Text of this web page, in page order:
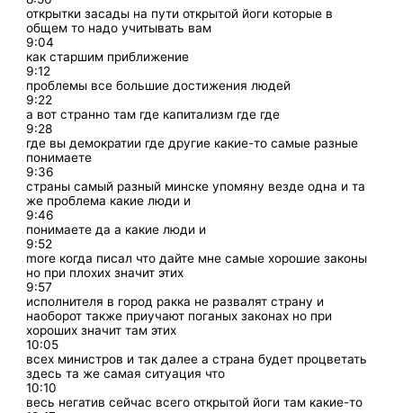
открытки засады на пути открытой йоги которые в
общем то надо учитывать вам
9:04
как старшим приближение
9:12
проблемы все большие достижения людей
9:22
а вот странно там где капитализм где где
9:28
где вы демократии где другие какие-то самые разные
понимаете
9:36
страны самый разный минске упомяну везде одна и та
же проблема какие люди и
9:46
понимаете да а какие люди и
9:52
more когда писал что дайте мне самые хорошие законы
но при плохих значит этих
9:57
исполнителя в город ракка не развалят страну и
наоборот также приучают поганых законах но при
хороших значит там этих
10:05
всех министров и так далее а страна будет процветать
здесь та же самая ситуация что
10:10
весь негатив сейчас всего открытой йоги там какие-то